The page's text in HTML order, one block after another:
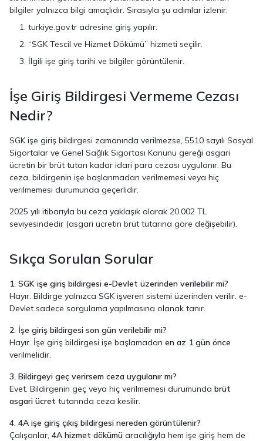
bilgiler yalnızca bilgi amaçlıdır. Sırasıyla şu adımlar izlenir:
turkiye.gov.tr adresine giriş yapılır.
“SGK Tescil ve Hizmet Dökümü” hizmeti seçilir.
İlgili işe giriş tarihi ve bilgiler görüntülenir.
İşe Giriş Bildirgesi Vermeme Cezası
Nedir?
SGK işe giriş bildirgesi zamanında verilmezse, 5510 sayılı Sosyal
Sigortalar ve Genel Sağlık Sigortası Kanunu gereği asgari
ücretin bir brüt tutarı kadar idari para cezası uygulanır. Bu
ceza, bildirgenin işe başlanmadan verilmemesi veya hiç
verilmemesi durumunda geçerlidir.
2025 yılı itibarıyla bu ceza yaklaşık olarak 20.002 TL
seviyesindedir (asgari ücretin brüt tutarına göre değişebilir).
Sıkça Sorulan Sorular
1. SGK işe giriş bildirgesi e-Devlet üzerinden verilebilir mi?
Hayır. Bildirge yalnızca SGK işveren sistemi üzerinden verilir. e-
Devlet sadece sorgulama yapılmasına olanak tanır.
2. İşe giriş bildirgesi son gün verilebilir mi?
Hayır. İşe giriş bildirgesi işe başlamadan en az 1 gün önce
verilmelidir.
3. Bildirgeyi geç verirsem ceza uygulanır mı?
Evet. Bildirgenin geç veya hiç verilmemesi durumunda brüt
asgari ücret tutarında ceza kesilir.
4. 4A işe giriş çıkış bildirgesi nereden görüntülenir?
Çalışanlar, 4A hizmet dökümü aracılığıyla hem işe giriş hem de